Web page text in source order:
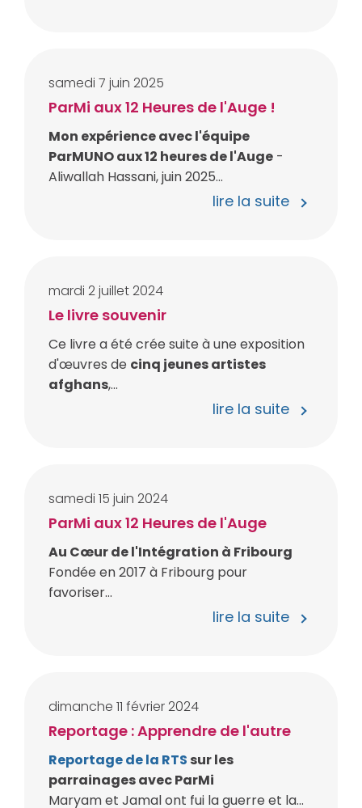
samedi 7 juin 2025
ParMi aux 12 Heures de l'Auge !
Mon expérience avec l'équipe
ParMUNO aux 12 heures de l'Auge -
Aliwallah Hassani, juin 2025...
lire la suite
mardi 2juillet2024
Le livre souvenir
Ce livre a été crée suite à une exposition
d'œuvres de cinq jeunes artistes
afghans,...
lire la suite
samedi 15 juin 2024
ParMi aux 12 Heures de l'Auge
Au Cœur de l'Intégration à Fribourg
Fondée en 2017 à Fribourg pour
favoriser...
lire la suite
dimanche 11 février2024
Reportage : Apprendre de l'autre
Reportage de la RTS sur les
parrainages avec ParMi
Maryam et Jamal ont fui la guerre et la...